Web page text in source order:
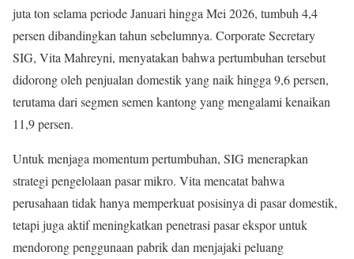
juta ton selama periode Januari hingga Mei 2026, tumbuh 4,4
persen dibandingkan tahun sebelumnya. Corporate Secretary
SIG, Vita Mahreyni, menyatakan bahwa pertumbuhan tersebut
didorong oleh penjualan domestik yang naik hingga 9,6 persen,
terutama dari segmen semen kantong yang mengalami kenaikan
11,9 persen.
Untuk menjaga momentum pertumbuhan, SIG menerapkan
strategi pengelolaan pasar mikro. Vita mencatat bahwa
perusahaan tidak hanya memperkuat posisinya di pasar domestik,
tetapi juga aktif meningkatkan penetrasi pasar ekspor untuk
mendorong penggunaan pabrik dan menjajaki peluang